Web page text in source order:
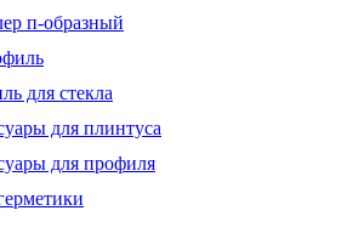
п-образный
для стекла
для плинтуса
для профиля